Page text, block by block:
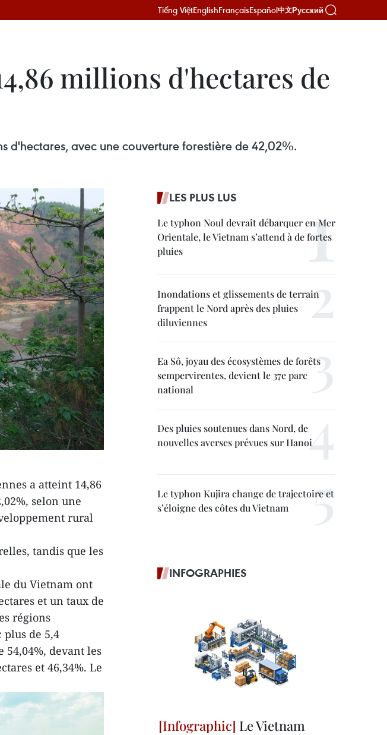
Tiếng ViệtEnglishFrançaisEspañol中文Русский
millions d'hectares de
d'hectares, avec une couverture forestière de 42,02%.
a atteint 14,86
selon une
rural
tandis que les
du Vietnam ont
et un taux de
régions
plus de 5,4
devant les
et 46,34%. Le
LES PLUS LUS
Le typhon Noul devrait débarquer en Mer
Orientale, le Vietnam s’attend à de fortes
pluies
Inondations et glissements de terrain
frappent le Nord après des pluies
diluviennes
Ea Sô, joyau des écosystèmes de forêts
sempervirentes, devient le 37e parc
national
Des pluies soutenues dans Nord, de
nouvelles averses prévues sur Hanoi
Le typhon Kujira change de trajectoire et
s’éloigne des côtes du Vietnam
INFOGRAPHIES
Le Vietnam